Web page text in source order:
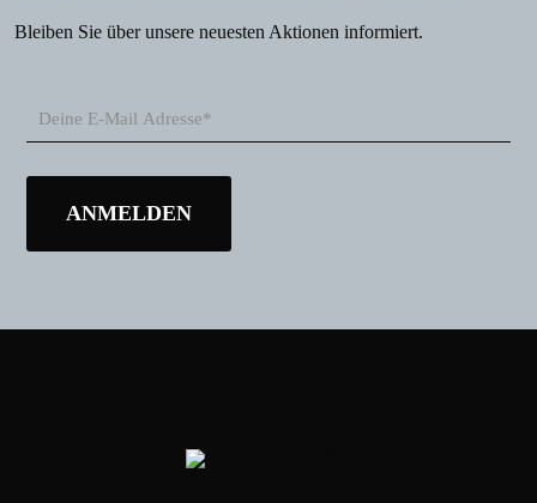
Bleiben Sie über unsere neuesten Aktionen informiert.